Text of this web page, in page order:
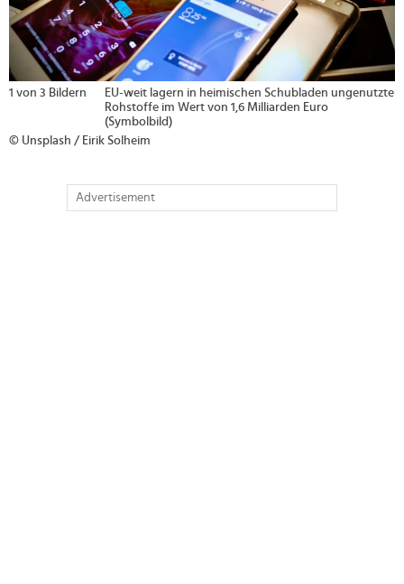
2 von 3 Bildern
refurbed Co-Founder Peter Windischhofer ©
refurbed
© Unsplash / Eirik Solheim
Advertisement